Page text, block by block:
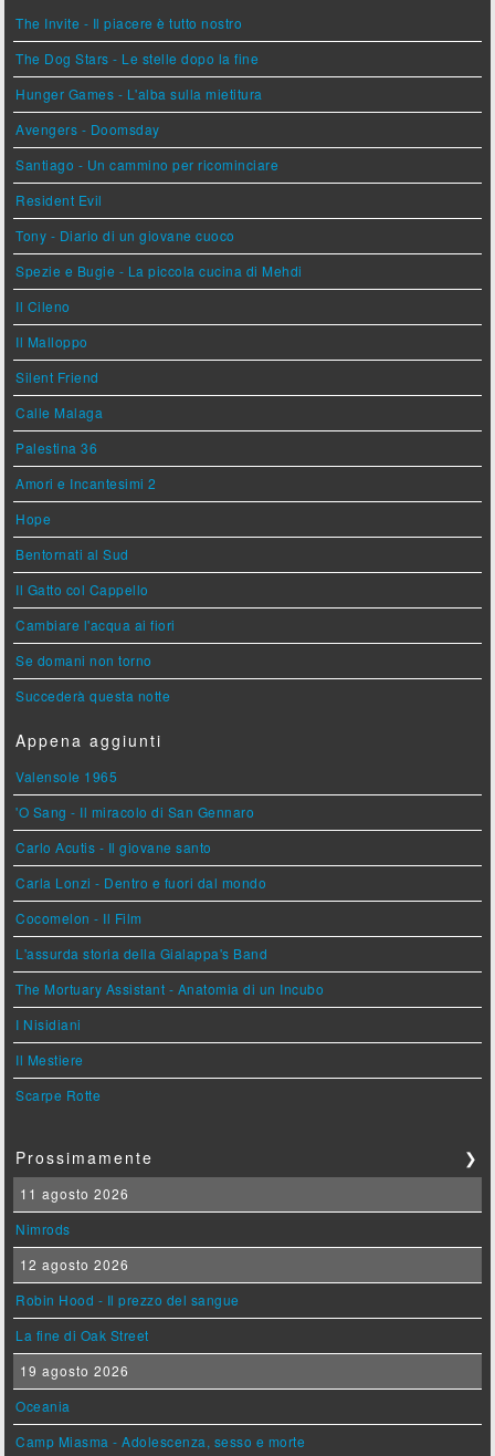
The Invite - Il piacere è tutto nostro
The Dog Stars - Le stelle dopo la fine
Hunger Games - L'alba sulla mietitura
Avengers - Doomsday
Santiago - Un cammino per ricominciare
Resident Evil
Tony - Diario di un giovane cuoco
Spezie e Bugie - La piccola cucina di Mehdi
Il Cileno
Il Malloppo
Silent Friend
Calle Malaga
Palestina 36
Amori e Incantesimi 2
Hope
Bentornati al Sud
Il Gatto col Cappello
Cambiare l'acqua ai fiori
Se domani non torno
Succederà questa notte
Appena aggiunti
Valensole 1965
'O Sang - Il miracolo di San Gennaro
Carlo Acutis - Il giovane santo
Carla Lonzi - Dentro e fuori dal mondo
Cocomelon - Il Film
L'assurda storia della Gialappa's Band
The Mortuary Assistant - Anatomia di un Incubo
I Nisidiani
Il Mestiere
Scarpe Rotte
Prossimamente ❯
11 agosto 2026
Nimrods
12 agosto 2026
Robin Hood - Il prezzo del sangue
La fine di Oak Street
19 agosto 2026
Oceania
Camp Miasma - Adolescenza, sesso e morte